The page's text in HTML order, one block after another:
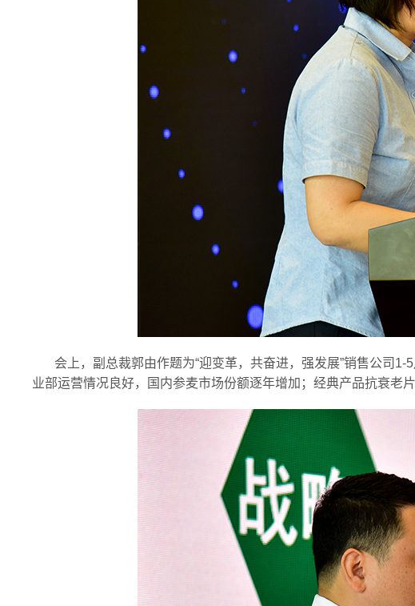
会上，副总裁郭由作题为“迎变革，共奋进，强发展”销售公司
业部运营情况良好，国内参麦市场份额逐年增加；经典产品抗衰老